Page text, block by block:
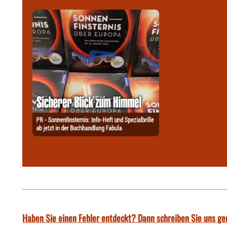
Haben Sie einen Fehler entdeckt? Dann schreiben Sie uns